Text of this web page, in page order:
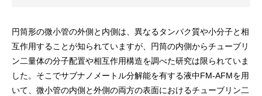
円筒形の微小管の外側と内側は、異なるタンパク質や小分子と相
互作用することが知られていますが、円筒の内側からチューブリ
ン二量体の分子配置や相互作用構造を調べた研究は限られていま
した。そこでサブナノメートル分解能を有する液中FM-AFMを用
いて、微小管の内側と外側の両方の表面におけるチューブリン二